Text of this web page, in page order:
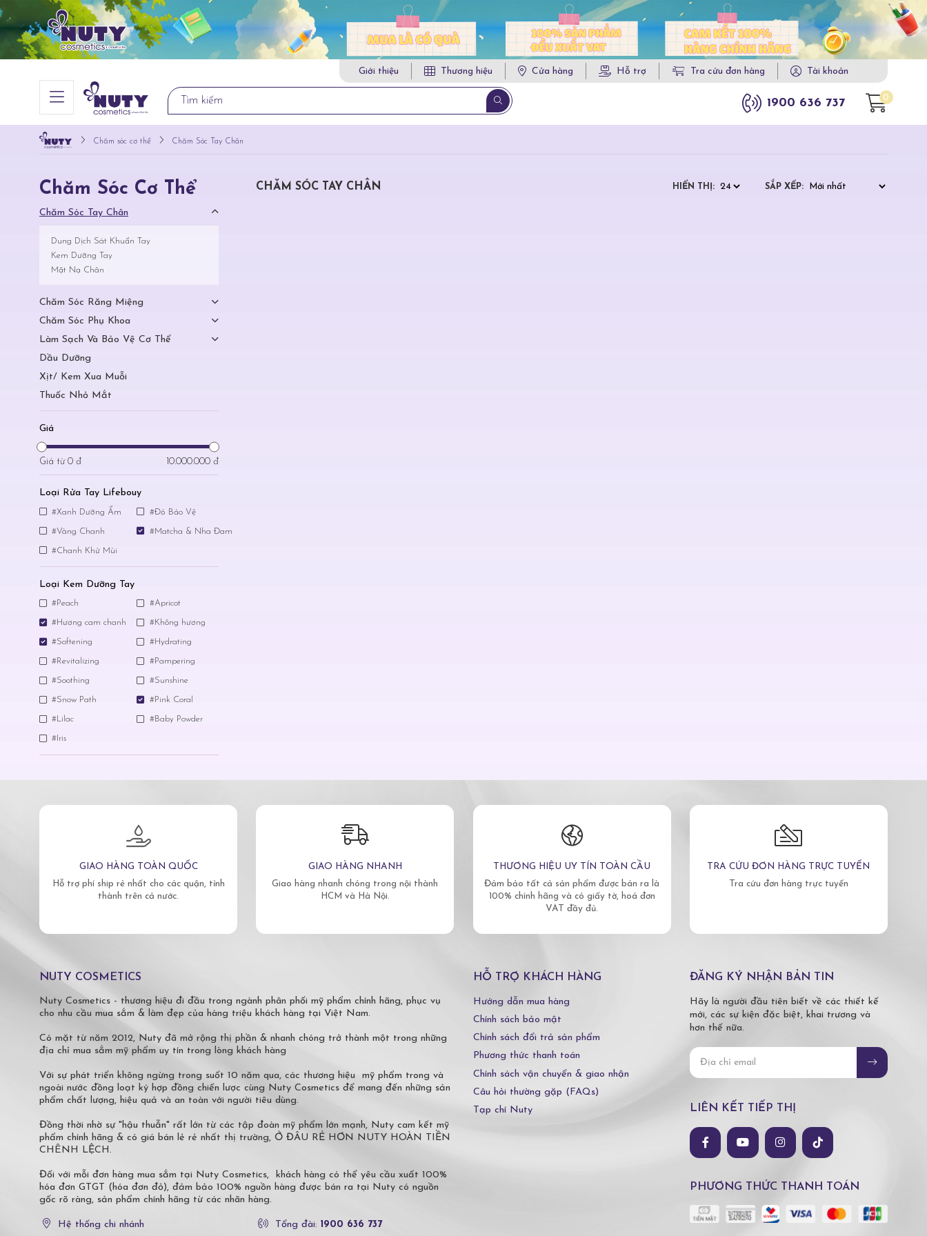
Giới thiệu Thương hiệu Cửa hàng Hỗ trợ Tra cứu đơn hàng Tài khoản
1900 636 737 0
Chăm sóc cơ thể Chăm Sóc Tay Chân
Chăm Sóc Cơ Thể
Chăm Sóc Tay Chân
Dung Dịch Sát Khuẩn Tay
Kem Dưỡng Tay
Mặt Nạ Chân
Chăm Sóc Răng Miệng
Chăm Sóc Phụ Khoa
Làm Sạch Và Bảo Vệ Cơ Thể
Dầu Dưỡng
Xịt/ Kem Xua Muỗi
Thuốc Nhỏ Mắt
Giá
Giá từ 0 đ 10.000.000 đ
Loại Rửa Tay Lifebouy
#Xanh Dưỡng Ẩm #Đỏ Bảo Vệ
#Vàng Chanh #Matcha & Nha Đam
#Chanh Khử Mùi
Loại Kem Dưỡng Tay
#Peach #Apricot
#Hương cam chanh #Không hương
#Softening #Hydrating
#Revitalizing #Pampering
#Soothing #Sunshine
#Snow Path #Pink Coral
#Lilac #Baby Powder
#Iris
CHĂM SÓC TAY CHÂN HIỂN THỊ: SẮP XẾP:
GIAO HÀNG TOÀN QUỐC
Hỗ trợ phí ship rẻ nhất cho các quận, tỉnh
thành trên cả nước.
GIAO HÀNG NHANH
Giao hàng nhanh chóng trong nội thành
HCM và Hà Nội.
THƯƠNG HIỆU UY TÍN TOÀN CẦU
Đảm bảo tất cả sản phẩm được bán ra là
100% chính hãng và có giấy tờ, hoá đơn
VAT đầy đủ.
TRA CỨU ĐƠN HÀNG TRỰC TUYẾN
Tra cứu đơn hàng trực tuyến
NUTY COSMETICS
Nuty Cosmetics - thương hiệu đi đầu trong ngành phân phối mỹ phẩm chính hãng, phục vụ
cho nhu cầu mua sắm & làm đẹp của hàng triệu khách hàng tại Việt Nam.
Có mặt từ năm 2012, Nuty đã mở rộng thị phần & nhanh chóng trở thành một trong những
địa chỉ mua sắm mỹ phẩm uy tín trong lòng khách hàng
Với sự phát triển không ngừng trong suốt 10 năm qua, các thương hiệu mỹ phẩm trong và
ngoài nước đồng loạt ký hợp đồng chiến lược cùng Nuty Cosmetics để mang đến những sản
phẩm chất lượng, hiệu quả và an toàn với người tiêu dùng.
Đồng thời nhờ sự "hậu thuẫn" rất lớn từ các tập đoàn mỹ phẩm lớn mạnh, Nuty cam kết mỹ
phẩm chính hãng & có giá bán lẻ rẻ nhất thị trường, Ở ĐÂU RẺ HƠN NUTY HOÀN TIỀN
CHÊNH LỆCH.
Đối với mỗi đơn hàng mua sắm tại Nuty Cosmetics, khách hàng có thể yêu cầu xuất 100%
hóa đơn GTGT (hóa đơn đỏ), đảm bảo 100% nguồn hàng được bán ra tại Nuty có nguồn
gốc rõ ràng, sản phẩm chính hãng từ các nhãn hàng.
Hệ thống chi nhánh Tổng đài: 1900 636 737
HỖ TRỢ KHÁCH HÀNG
Hướng dẫn mua hàng
Chính sách bảo mật
Chính sách đổi trả sản phẩm
Phương thức thanh toán
Chính sách vận chuyển & giao nhận
Câu hỏi thường gặp (FAQs)
Tạp chí Nuty
ĐĂNG KÝ NHẬN BẢN TIN
Hãy là người đầu tiên biết về các thiết kế
mới, các sự kiện đặc biệt, khai trương và
hơn thế nữa.
LIÊN KẾT TIẾP THỊ
PHƯƠNG THỨC THANH TOÁN